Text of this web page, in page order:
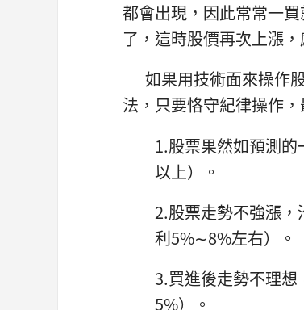
都會出現，因此常常一
了，這時股價再次上漲
如果用技術面來操作
法，只要恪守紀律操作
1.股票果然如預測
以上）。
2.股票走勢不強漲
利5%∼8%左右）。
3.買進後走勢不理
5%）。